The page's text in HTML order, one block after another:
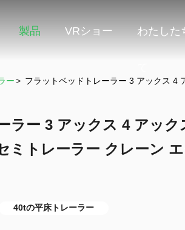
製品 VRショー わたした
ー> フラットベッドトレーラー 3 アックス 4
ラー 3 アックス 4 アック
ミトレーラー クレーン
40tの平床トレーラー